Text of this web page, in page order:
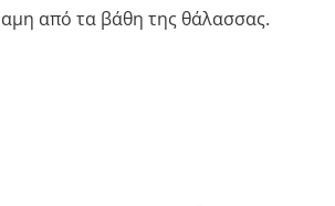
από τα βάθη της θάλασσας.